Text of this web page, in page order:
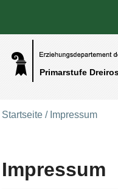
Primarstufe
Benutzerspezifische
Direkt zum Inhalt|Direkt
Startseite / Impressum
Impressum